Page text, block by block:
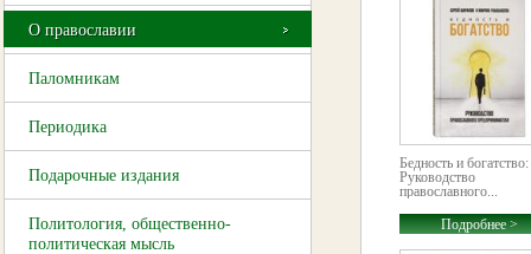
О православии
Паломникам
Периодика
Подарочные издания
Политология, общественно-
политическая мысль
Бедность и богатство:
Руководство
православного...
Подробнее >